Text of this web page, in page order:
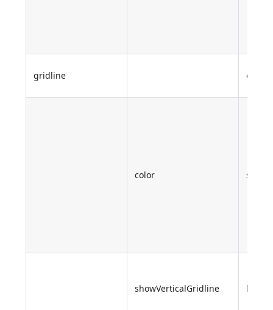
gridline object
color string
showVerticalGridline